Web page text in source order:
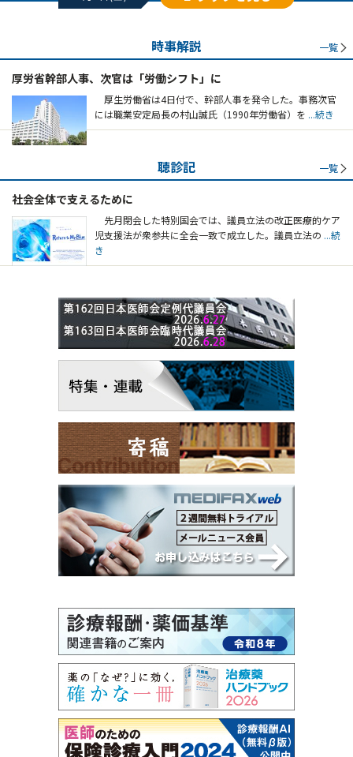
時事解説 一覧
厚労省幹部人事、次官は「労働シフト」に
厚生労働省は4日付で、幹部人事を発令した。事務次官
には職業安定局長の村山誠氏（1990年労働省）を ...続き
聴診記 一覧
社会全体で支えるために
先月閉会した特別国会では、議員立法の改正医療的ケア
児支援法が衆参共に全会一致で成立した。議員立法の ...続
き